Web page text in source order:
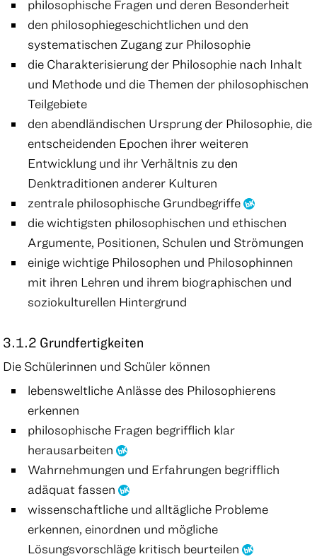
philosophische Fragen und deren Besonderheit
den philosophiegeschichtlichen und den
systematischen Zugang zur Philosophie
die Charakterisierung der Philosophie nach Inhalt
und Methode und die Themen der philosophischen
Teilgebiete
den abendländischen Ursprung der Philosophie, die
entscheidenden Epochen ihrer weiteren
Entwicklung und ihr Verhältnis zu den
Denktraditionen anderer Kulturen
zentrale philosophische Grundbegriffe
die wichtigsten philosophischen und ethischen
Argumente, Positionen, Schulen und Strömungen
einige wichtige Philosophen und Philosophinnen
mit ihren Lehren und ihrem biographischen und
soziokulturellen Hintergrund
3.1.2 Grundfertigkeiten
Die Schülerinnen und Schüler können
lebensweltliche Anlässe des Philosophierens
erkennen
philosophische Fragen begrifflich klar
herausarbeiten
Wahrnehmungen und Erfahrungen begrifflich
adäquat fassen
wissenschaftliche und alltägliche Probleme
erkennen, einordnen und mögliche
Lösungsvorschläge kritisch beurteilen